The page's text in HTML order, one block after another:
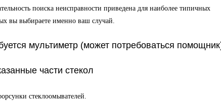
поиска неисправности приведена для наиболее типичных
вы выбираете именно ваш случай.
мультиметр (может потребоваться
части стекол
стеклоомывателей.